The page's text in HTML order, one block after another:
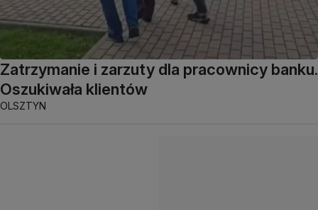
Zatrzymanie i zarzuty dla pracownicy banku.
Oszukiwała klientów
OLSZTYN